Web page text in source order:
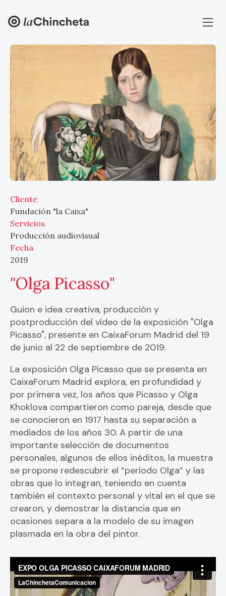
Cliente
Fundación "la Caixa"
Servicios
Producción audiovisual
Fecha
2019
"Olga Picasso"
Guion e idea creativa, producción y
postproducción del vídeo de la exposición "Olga
Picasso", presente en CaixaForum Madrid del 19
de junio al 22 de septiembre de 2019.
La exposición Olga Picasso que se presenta en
CaixaForum Madrid explora, en profundidad y
por primera vez, los años que Picasso y Olga
Khoklova compartieron como pareja, desde que
se conocieron en 1917 hasta su separación a
mediados de los años 30. A partir de una
importante selección de documentos
personales, algunos de ellos inéditos, la muestra
se propone redescubrir el “período Olga” y las
obras que lo integran, teniendo en cuenta
también el contexto personal y vital en el que se
crearon, y demostrar la distancia que en
ocasiones separa a la modelo de su imagen
plasmada en la obra del pintor.